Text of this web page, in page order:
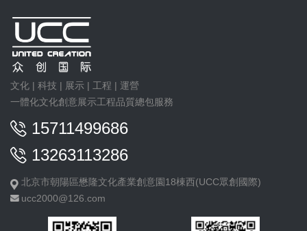
文化 | 科技 | 展示 | 工程 | 運營
一體化文化創意展示工程品質總包服務
15711499686
13263113286
北京市朝陽區懋隆文化產業創意園18棟西(UCC眾創國際)
ucc2000@126.com